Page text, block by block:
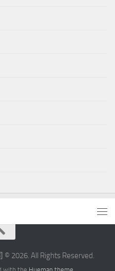
2026. All Rights Reserved.